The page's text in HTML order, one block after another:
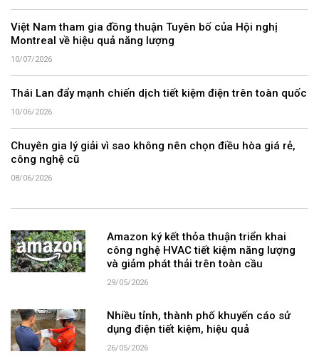
Việt Nam tham gia đồng thuận Tuyên bố của Hội nghị
Montreal về hiệu quả năng lượng
10/07/2026
Thái Lan đẩy mạnh chiến dịch tiết kiệm điện trên toàn quốc
10/06/2026
Chuyên gia lý giải vì sao không nên chọn điều hòa giá rẻ,
công nghệ cũ
08/06/2026
Amazon ký kết thỏa thuận triển khai
công nghệ HVAC tiết kiệm năng lượng
và giảm phát thải trên toàn cầu
29/05/2026
Nhiều tỉnh, thành phố khuyến cáo sử
dụng điện tiết kiệm, hiệu quả
26/05/2026